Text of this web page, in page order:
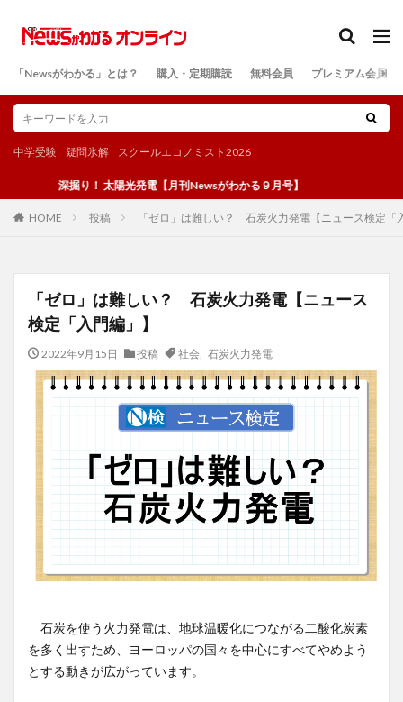
「Newsがわかる」とは？ 購入・定期購読 無料会員 プレミアム会員
中学受験 疑問氷解 スクールエコノミスト2026
深掘り！ 太陽光発電【月刊Newsがわかる９月号】
HOME 投稿 「ゼロ」は難しい？ 石炭火力発電【ニュース検定「
「ゼロ」は難しい？ 石炭火力発電【ニュース
検定「入門編」】
2022年9月15日 投稿 社会, 石炭火力発電
石炭を使う火力発電は、地球温暖化につながる二酸化炭素
を多く出すため、ヨーロッパの国々を中心にすべてやめよう
とする動きが広がっています。
検索